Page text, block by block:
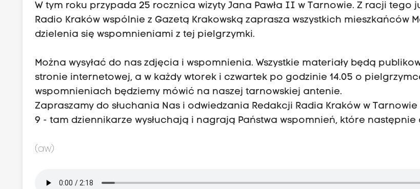
W tym roku przypada 25 rocznica wizyty Jana Pawła II w Tarnowie. Z racji tego
Radio Kraków wspólnie z Gazetą Krakowską zaprasza wszystkich mieszkańców
dzielenia się wspomnieniami z tej pielgrzymki.
Można wysyłać do nas zdjęcia i wspomnienia. Wszystkie materiały będą
stronie internetowej, a w każdy wtorek i czwartek po godzinie 14.05 o
wspomnieniach będziemy mówić na naszej tarnowskiej antenie.
Zapraszamy do słuchania Nas i odwiedzania Redakcji Radia Kraków w Tarnowie
9 - tam dziennikarze wysłuchają i nagrają Państwa wspomnień, które następnie
(aw)